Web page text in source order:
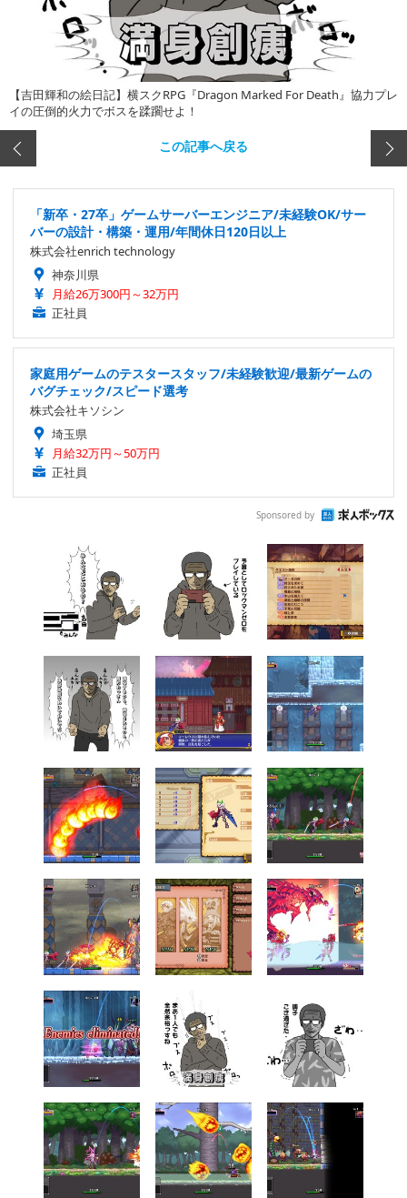
【吉田輝和の絵日記】横スクRPG『Dragon Marked For Death』協力プレ
イの圧倒的火力でボスを蹂躙せよ！
この記事へ戻る
「新卒・27卒」ゲームサーバーエンジニア/未経験OK/サー
バーの設計・構築・運用/年間休日120日以上
株式会社enrich technology
神奈川県
月給26万300円～32万円
正社員
家庭用ゲームのテスタースタッフ/未経験歓迎/最新ゲームの
バグチェック/スピード選考
株式会社キソシン
埼玉県
月給32万円～50万円
正社員
Sponsored by